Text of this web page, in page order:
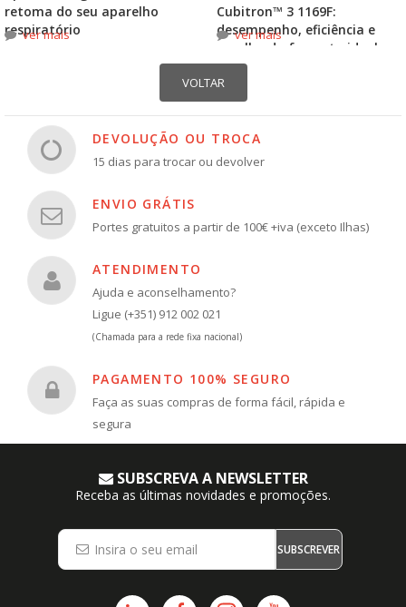
retoma do seu aparelho
respiratório
ver mais
Cubitron™ 3 1169F:
desempenho, eficiência e
escolha do formato ideal
ver mais
DEVOLUÇÃO OU TROCA
15 dias para trocar ou devolver
ENVIO GRÁTIS
Portes gratuitos a partir de 100€ +iva (exceto Ilhas)
ATENDIMENTO
Ajuda e aconselhamento?
Ligue (+351) 912 002 021
(Chamada para a rede fixa nacional)
PAGAMENTO 100% SEGURO
Faça as suas compras de forma fácil, rápida e
segura
SUBSCREVA A NEWSLETTER
Receba as últimas novidades e promoções.
SUBSCREVER